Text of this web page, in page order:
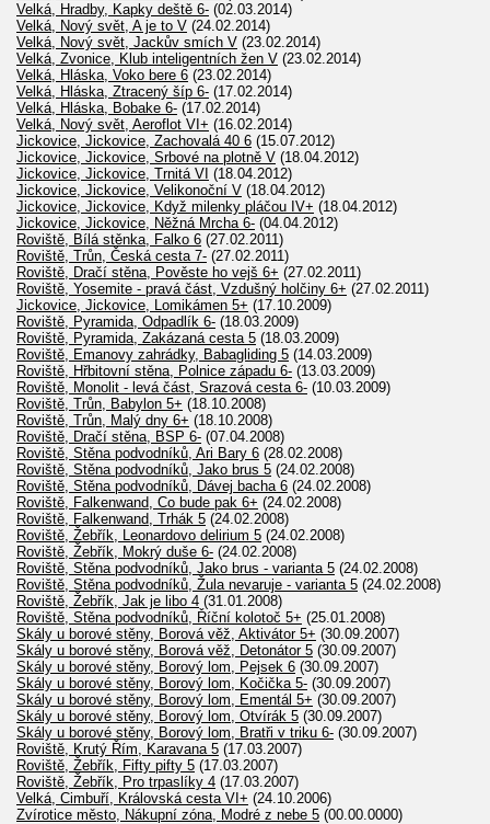
Velká, Hradby, Kapky deště 6- (02.03.2014)
Velká, Nový svět, A je to V (24.02.2014)
Velká, Nový svět, Jackův smích V (23.02.2014)
Velká, Zvonice, Klub inteligentních žen V (23.02.2014)
Velká, Hláska, Voko bere 6 (23.02.2014)
Velká, Hláska, Ztracený šíp 6- (17.02.2014)
Velká, Hláska, Bobake 6- (17.02.2014)
Velká, Nový svět, Aeroflot VI+ (16.02.2014)
Jickovice, Jickovice, Zachovalá 40 6 (15.07.2012)
Jickovice, Jickovice, Srbové na plotně V (18.04.2012)
Jickovice, Jickovice, Trnitá VI (18.04.2012)
Jickovice, Jickovice, Velikonoční V (18.04.2012)
Jickovice, Jickovice, Když milenky pláčou IV+ (18.04.2012)
Jickovice, Jickovice, Něžná Mrcha 6- (04.04.2012)
Roviště, Bílá stěnka, Falko 6 (27.02.2011)
Roviště, Trůn, Česká cesta 7- (27.02.2011)
Roviště, Dračí stěna, Pověste ho vejš 6+ (27.02.2011)
Roviště, Yosemite - pravá část, Vzdušný holčiny 6+ (27.02.2011)
Jickovice, Jickovice, Lomikámen 5+ (17.10.2009)
Roviště, Pyramida, Odpadlík 6- (18.03.2009)
Roviště, Pyramida, Zakázaná cesta 5 (18.03.2009)
Roviště, Emanovy zahrádky, Babagliding 5 (14.03.2009)
Roviště, Hřbitovní stěna, Polnice západu 6- (13.03.2009)
Roviště, Monolit - levá část, Srazová cesta 6- (10.03.2009)
Roviště, Trůn, Babylon 5+ (18.10.2008)
Roviště, Trůn, Malý dny 6+ (18.10.2008)
Roviště, Dračí stěna, BSP 6- (07.04.2008)
Roviště, Stěna podvodníků, Ari Bary 6 (28.02.2008)
Roviště, Stěna podvodníků, Jako brus 5 (24.02.2008)
Roviště, Stěna podvodníků, Dávej bacha 6 (24.02.2008)
Roviště, Falkenwand, Co bude pak 6+ (24.02.2008)
Roviště, Falkenwand, Trhák 5 (24.02.2008)
Roviště, Žebřík, Leonardovo delirium 5 (24.02.2008)
Roviště, Žebřík, Mokrý duše 6- (24.02.2008)
Roviště, Stěna podvodníků, Jako brus - varianta 5 (24.02.2008)
Roviště, Stěna podvodníků, Žula nevaruje - varianta 5 (24.02.2008)
Roviště, Žebřík, Jak je libo 4 (31.01.2008)
Roviště, Stěna podvodníků, Říční kolotoč 5+ (25.01.2008)
Skály u borové stěny, Borová věž, Aktivátor 5+ (30.09.2007)
Skály u borové stěny, Borová věž, Detonátor 5 (30.09.2007)
Skály u borové stěny, Borový lom, Pejsek 6 (30.09.2007)
Skály u borové stěny, Borový lom, Kočička 5- (30.09.2007)
Skály u borové stěny, Borový lom, Ementál 5+ (30.09.2007)
Skály u borové stěny, Borový lom, Otvírák 5 (30.09.2007)
Skály u borové stěny, Borový lom, Bratři v triku 6- (30.09.2007)
Roviště, Krutý Řím, Karavana 5 (17.03.2007)
Roviště, Žebřík, Fifty pifty 5 (17.03.2007)
Roviště, Žebřík, Pro trpaslíky 4 (17.03.2007)
Velká, Cimbuří, Královská cesta VI+ (24.10.2006)
Zvírotice město, Nákupní zóna, Modré z nebe 5 (00.00.0000)